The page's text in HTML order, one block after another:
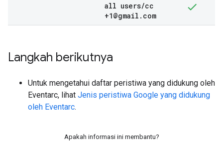
all users/cc
+1@gmail . com
Langkah berikutnya
Untuk mengetahui daftar peristiwa yang didukung oleh
Eventarc, lihat Jenis peristiwa Google yang didukung
oleh Eventarc.
Apakah informasi ini membantu?